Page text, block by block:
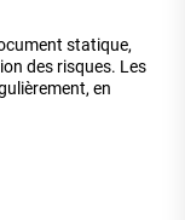
statique,
des risques. Les
en